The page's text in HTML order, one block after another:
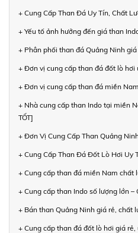
+ Cung Cấp Than Đá Uy Tín, Chất
+ Yếu tố ảnh hưởng đến giá than
+ Phân phối than đá Quảng Ninh
+ Đơn vị cung cấp than đá đốt lò
+ Đơn vị cung cấp than đá miền
+ Nhà cung cấp than Indo tại miền
TỐT]
+ Đơn Vị Cung Cấp Than Quảng
+ Cung Cấp Than Đá Đốt Lò Hơi Uy
+ Cung cấp than đá miền Nam chất
+ Cung cấp than Indo số lượng lớn –
+ Bán than Quảng Ninh giá rẻ, chất
+ Cung cấp than đá đốt lò hơi giá